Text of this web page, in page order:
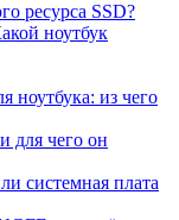
ресурса SSD?
ноутбук
ноутбука: из чего
для чего он
системная плата